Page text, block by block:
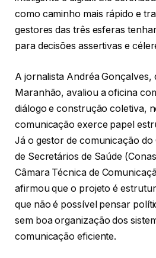
como caminho mais rápido e
gestores das três esferas
para decisões assertivas e
A jornalista Andréa Gonçalves,
Maranhão, avaliou a oficina
diálogo e construção coletiva,
comunicação exerce papel
Já o gestor de comunicação
de Secretários de Saúde
Câmara Técnica de
afirmou que o projeto é
que não é possível pensar
sem boa organização dos
comunicação eficiente.